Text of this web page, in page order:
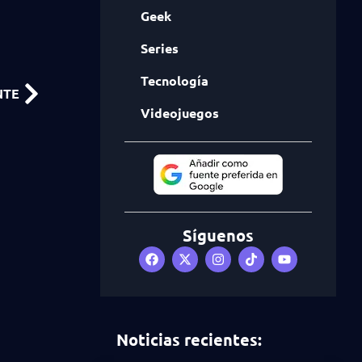
Geek
Series
Tecnología
Videojuegos
Síguenos
Noticias recientes: